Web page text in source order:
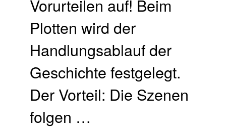
Vorurteilen auf! Beim
Plotten wird der
Handlungsablauf der
Geschichte festgelegt.
Der Vorteil: Die Szenen
folgen …